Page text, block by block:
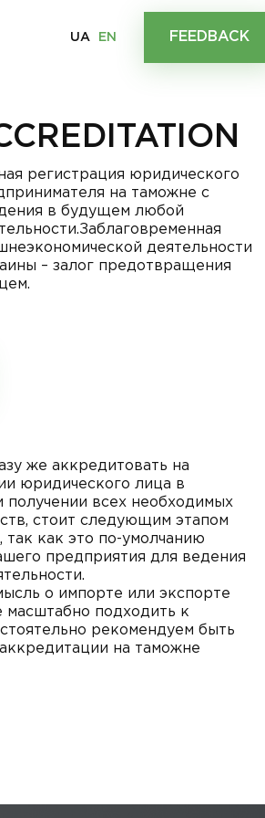
UA EN FEEDBACK
регистрация юридического
на таможне с
в будущем любой
деятельности
– залог предотвращения
же аккредитовать на
юридического лица в
получении всех необходимых
стоит следующим этапом
как это по-умолчанию
предприятия для ведения
о импорте или экспорте
масштабно подходить к
рекомендуем быть
на таможне